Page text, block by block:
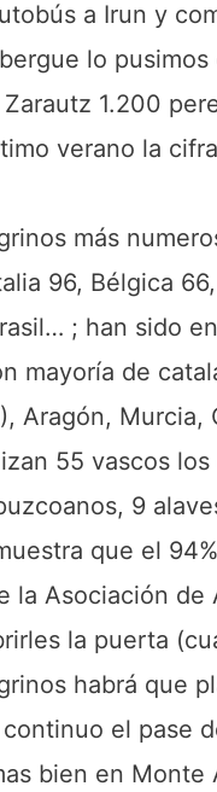
a Irun y
lo
1.200
verano la
más
96, Bélgica
; han sido
mayoría de
Aragón,
55 vascos
9
que el
la Asociación
la puerta
habrá que
el pase
bien en